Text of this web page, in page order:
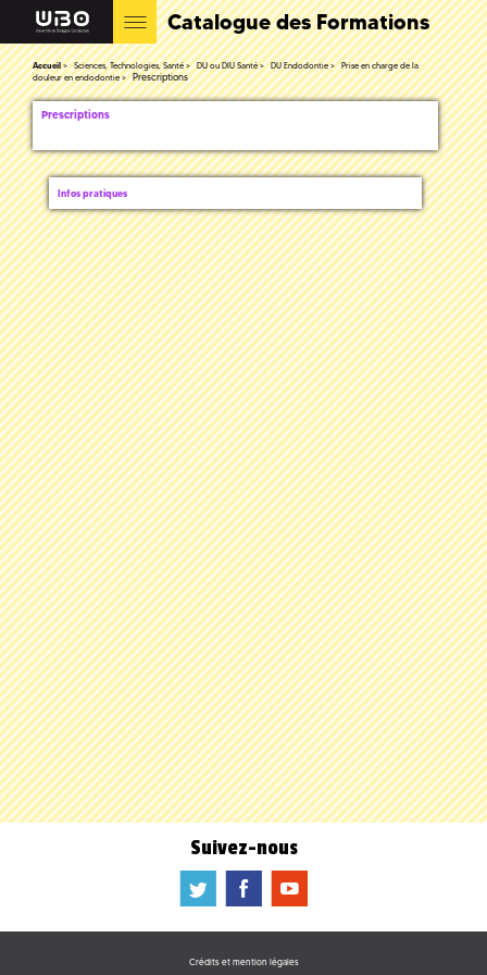
Catalogue des Formations
Accueil Sciences, Technologies, Santé DU ou DIU Santé DU Endodontie
Prise en charge de la
douleur en endodontie
Prescriptions
Prescriptions
Infos pratiques
Suivez-nous
a b f
Crédits et mention légales